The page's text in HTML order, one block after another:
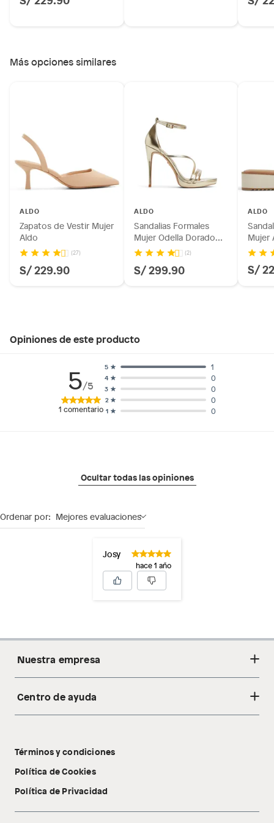
Ficha del producto:
Modelo: Atlanticus
Marca: Aldo
Género: Mujer
Horma: Normal
Material: Sintético
Hecho en: Suiza
Más opciones similares
ALDO
Zapatos de Vestir Mujer
Aldo
(27)
S/ 229.90
ALDO
Sandalias Formales
Mujer Odella Dorado
Aldo
(2)
S/ 299.90
ALDO
Mujer
S/
Opiniones de este producto
5/5
1 comentario 1 0
2 0
3 0
4 0
5 1
Ocultar todas las opiniones
Ordenar por: Mejores evaluaciones
Josy
hace 1 año
Nuestra empresa
Acerca de nosotros
Tecnología Pillow Walk
Centro de ayuda
Libro de reclamaciones
Términos y condiciones
Política de Cookies
Política de Privacidad